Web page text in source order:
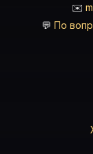
✉️
💬 По